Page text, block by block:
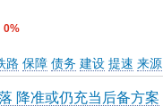
0%
路 保障 债务 建设 提速 来源
降准或仍充当后备方案